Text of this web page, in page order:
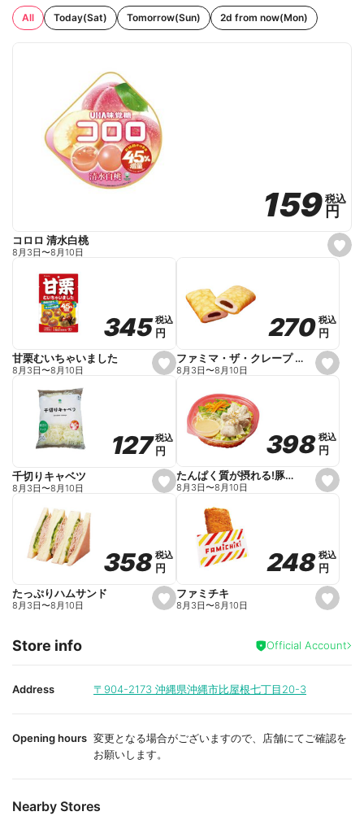
All Today(Sat) Tomorrow(Sun) 2d from now(Mon)
s
e
159
159税込
税込
円
円
コロロ 清水白桃
8月3日〜8月10日
s
e
o
r
i
e
345
345税込
税込
円
円
甘栗むいちゃいました
8月3日〜8月10日
s
e
o
r
i
e
270
270 税込
税込
円
円
ファミマ・ザ・クレープ 生チョコ
8月3日〜8月10日
s
e
o
r
i
e
127
127税込
税込
円
円
千切りキャベツ
8月3日〜8月10日
s
e
o
r
i
e
398
398 税込
税込
円
円
たんぱく質が摂れる!豚しゃぶのパスタサラダ
8月3日〜8月10日
s
e
i
t
358
358税込
税込
円
円
たっぷりハムサンド
8月3日〜8月10日
s
e
a
248
248 税込
税込
円
円
ファミチキ
8月3日〜8月10日
Store info Official Account
Address 〒904-2173 沖縄県沖縄市比屋根七丁目20-3
Opening hours 変更となる場合がございますので、店舗にてご確認を
お願いします。
Nearby Stores